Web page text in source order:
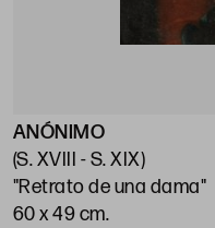
ANÓNIMO
(S. XVIII - S. XIX)
"Retrato de una dama"
60 x 49 cm.